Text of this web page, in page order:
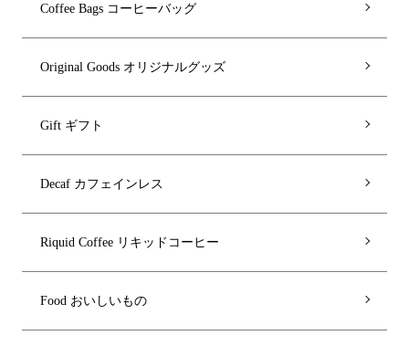
Coffee Bags コーヒーバッグ
Original Goods オリジナルグッズ
Gift ギフト
Decaf カフェインレス
Riquid Coffee リキッドコーヒー
Food おいしいもの